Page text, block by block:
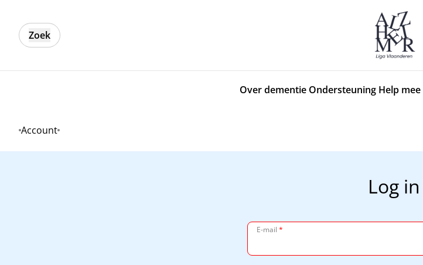
Zoek
Over dementie Ondersteuning Help mee
Home
Account
Log in
E-mail *